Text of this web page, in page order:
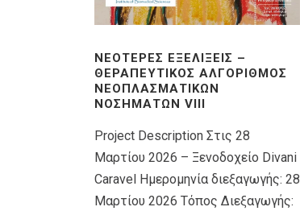
ΝΕΌΤΕΡΕΣ ΕΞΕΛΊΞΕΙΣ –
ΘΕΡΑΠΕΥΤΙΚΌΣ ΑΛΓΌΡΙΘΜΟΣ
ΝΕΟΠΛΑΣΜΑΤΙΚΏΝ
ΝΟΣΗΜΆΤΩΝ VIIΙ
Project Description Στις 28
Μαρτίου 2026 – Ξενοδοχείο Divani
Caravel Ημερομηνία διεξαγωγής: 28
Μαρτίου 2026 Τόπος Διεξαγωγής: